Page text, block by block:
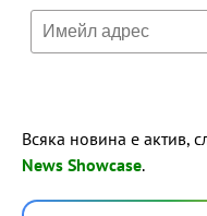
Всяка новина е актив,
News Showcase.